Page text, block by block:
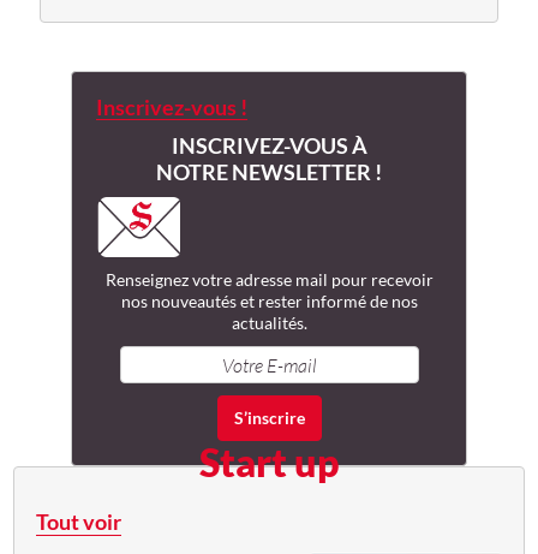
Inscrivez-vous !
INSCRIVEZ-VOUS À
NOTRE NEWSLETTER !
Renseignez votre adresse mail pour recevoir
nos nouveautéset rester informé de nos
actualités.
Start up
Tout voir